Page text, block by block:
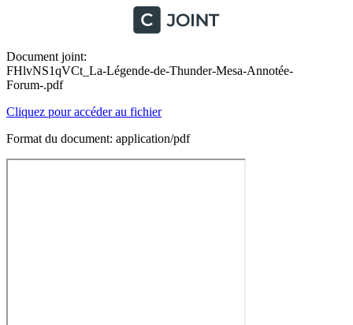
Document joint:
FHlvNS1qVCt_La-Légende-de-Thunder-Mesa-Annotée-
Forum-.pdf
Cliquez pour accéder au fichier
Format du document: application/pdf